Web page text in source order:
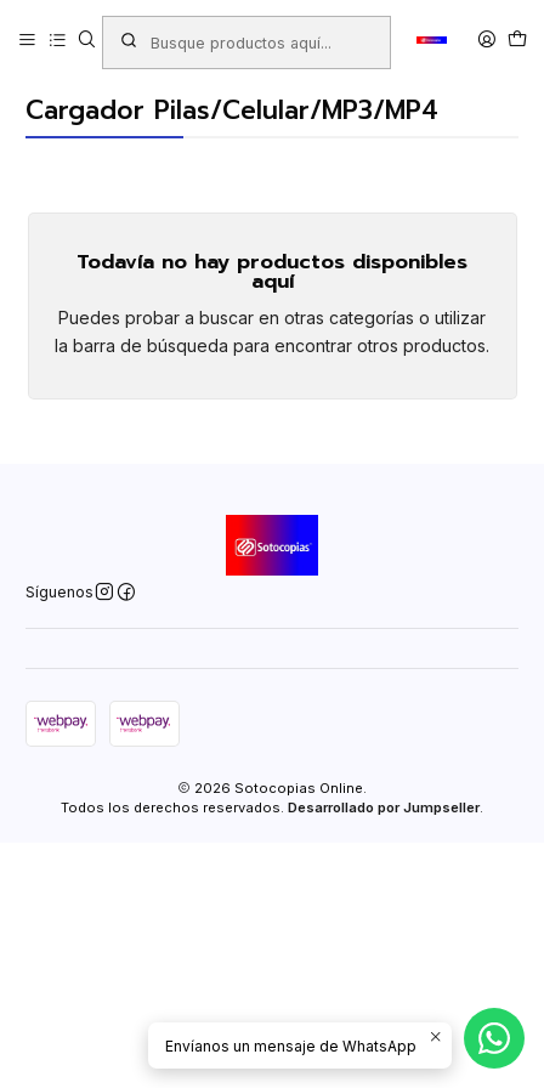
Productos ARTÍCULOS ELECTRÓNICOS
Cargador Pilas/Celular/MP3/MP4
Cargador Pilas/Celular/MP3/MP4
Todavía no hay productos disponibles
aquí
Puedes probar a buscar en otras categorías o utilizar
la barra de búsqueda para encontrar otros productos.
Síguenos
2026 Sotocopias Online.
Todos los derechos reservados. Desarrollado por Jumpseller.
Envíanos un mensaje de WhatsApp